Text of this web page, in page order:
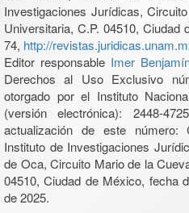
Investigaciones Jurídicas,
Universitaria, C.P. 04510,
74, http://
Editor responsable Imer
Derechos al Uso Exclusivo
otorgado por el Instituto
(versión electrónica): 2448-
actualización de este número:
Instituto de Investigaciones
de Oca, Circuito Mario de la
04510, Ciudad de México, fecha
de 2025.